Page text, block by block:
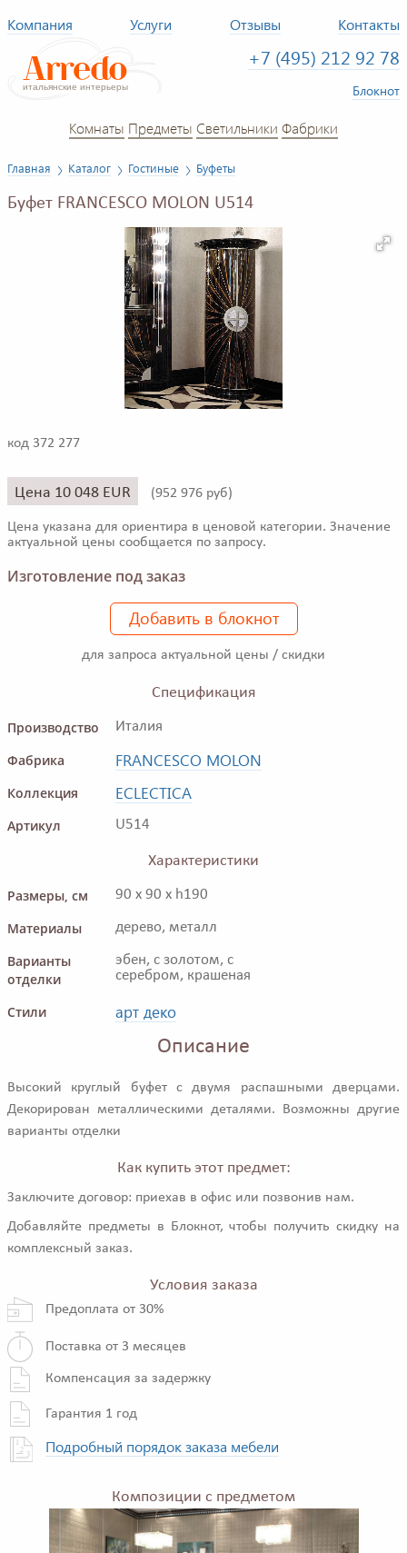
Компания Услуги Отзывы Контакты
+7 (495) 212 92 78
Блокнот
Комнаты Предметы Светильники Фабрики
Главная Каталог Гостиные Буфеты
Буфет FRANCESCO MOLON U514
код 372 277
Цена 10 048 EUR (952 976 руб)
Цена указана для ориентира в ценовой категории. Значение
актуальной цены сообщается по запросу.
Изготовление под заказ
Добавить в блокнот
для запроса актуальной цены / скидки
Спецификация
Производство
Италия
Фабрика FRANCESCO MOLON
Коллекция ECLECTICA
Артикул U514
Характеристики
Размеры, см
90 x 90 x h190
Материалы дерево, металл
Варианты
отделки
эбен, с золотом, с
серебром, крашеная
Стили арт деко
Описание
Высокий круглый буфет с двумя распашными дверцами.
Декорирован металлическими деталями. Возможны другие
варианты отделки
Как купить этот предмет:
Заключите договор: приехав в офис или позвонив нам.
Добавляйте предметы в Блокнот, чтобы получить скидку на
комплексный заказ.
Условия заказа
Предоплата от 30%
Поставка от 3 месяцев
Компенсация за задержку
Гарантия 1 год
Подробный порядок заказа мебели
Композиции с предметом